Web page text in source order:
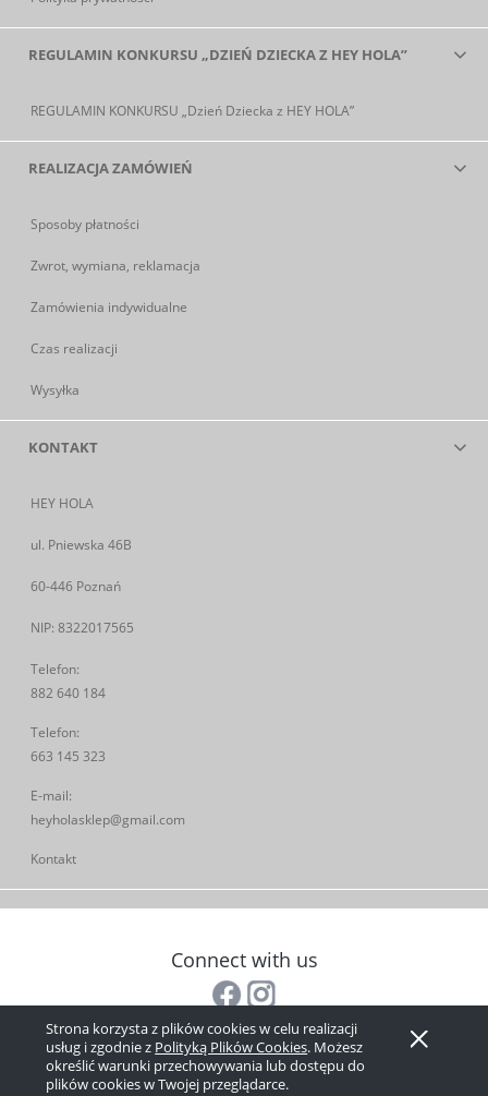
Strona korzysta z plików cookies w celu realizacji
usług i zgodnie z Polityką Plików Cookies. Możesz
określić warunki przechowywania lub dostępu do
plików cookies w Twojej przeglądarce.
REGULAMIN KONKURSU „DZIEŃ DZIECKA Z HEY HOLA”
REGULAMIN KONKURSU „Dzień Dziecka z HEY HOLA”
REALIZACJA ZAMÓWIEŃ
Sposoby płatności
Zwrot, wymiana, reklamacja
Zamówienia indywidualne
Czas realizacji
Wysyłka
KONTAKT
HEY HOLA
ul. Pniewska 46B
60-446 Poznań
NIP: 8322017565
Telefon:
882 640 184
Telefon:
663 145 323
E-mail:
heyholasklep@gmail.com
Kontakt
Connect with us
Pokaż pełną wersję strony
Sklep internetowy Shoper.pl